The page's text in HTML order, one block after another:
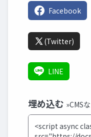
Facebook
(Twitter)
LINE
埋め込む »CMS